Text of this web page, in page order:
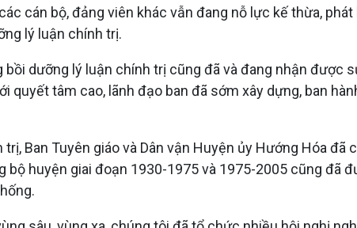
cán bộ, đảng viên khác vẫn đang nỗ lực kế thừa,
lý luận chính trị.
dưỡng lý luận chính trị cũng đã và đang nhận được
quyết tâm cao, lãnh đạo ban đã sớm xây dựng, ban
Ban Tuyên giáo và Dân vận Huyện ủy Hướng Hóa
huyện giai đoạn 1930-1975 và 1975-2005 cũng đã